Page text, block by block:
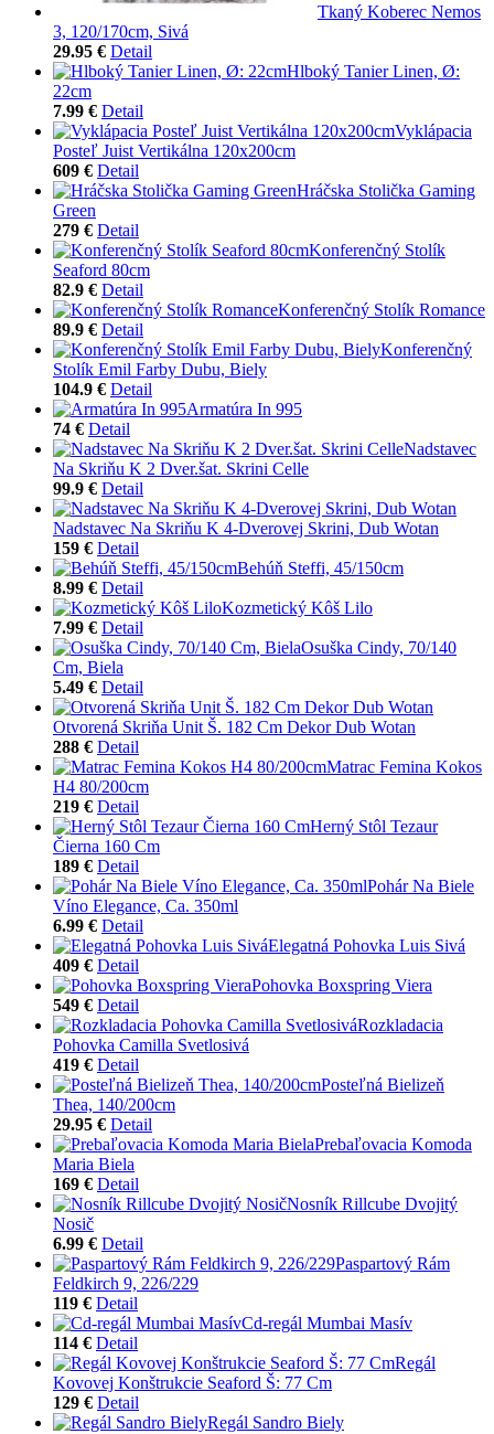
Tkaný Koberec Nemos
3, 120/170cm, Sivá
29.95 € Detail
Hlboký Tanier Linen, Ø:
22cm
7.99 € Detail
Vyklápacia
Posteľ Juist Vertikálna 120x200cm
609 € Detail
Hráčska Stolička Gaming
Green
279 € Detail
Konferenčný Stolík
Seaford 80cm
82.9 € Detail
Konferenčný Stolík Romance
89.9 € Detail
Konferenčný
Stolík Emil Farby Dubu, Biely
104.9 € Detail
Armatúra In 995
74 € Detail
Nadstavec
Na Skriňu K 2 Dver.šat. Skrini Celle
99.9 € Detail
Nadstavec Na Skriňu K 4-Dverovej Skrini, Dub Wotan
159 € Detail
Behúň Steffi, 45/150cm
8.99 € Detail
Kozmetický Kôš Lilo
7.99 € Detail
Osuška Cindy, 70/140
Cm, Biela
5.49 € Detail
Otvorená Skriňa Unit Š. 182 Cm Dekor Dub Wotan
288 € Detail
Matrac Femina Kokos
H4 80/200cm
219 € Detail
Herný Stôl Tezaur
Čierna 160 Cm
189 € Detail
Pohár Na Biele
Víno Elegance, Ca. 350ml
6.99 € Detail
Elegatná Pohovka Luis Sivá
409 € Detail
Pohovka Boxspring Viera
549 € Detail
Rozkladacia
Pohovka Camilla Svetlosivá
419 € Detail
Posteľná Bielizeň
Thea, 140/200cm
29.95 € Detail
Prebaľovacia Komoda
Maria Biela
169 € Detail
Nosník Rillcube Dvojitý
Nosič
6.99 € Detail
Paspartový Rám
Feldkirch 9, 226/229
119 € Detail
Cd-regál Mumbai Masív
114 € Detail
Regál
Kovovej Konštrukcie Seaford Š: 77 Cm
129 € Detail
Regál Sandro Biely